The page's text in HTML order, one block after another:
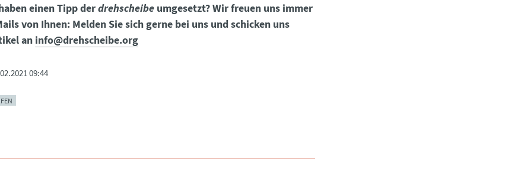
einen Tipp derdrehscheibe umgesetzt? Wir freuen uns immer
von Ihnen: Melden Sie sich gerne bei uns und schicken uns
an info@drehscheibe.org
09:44